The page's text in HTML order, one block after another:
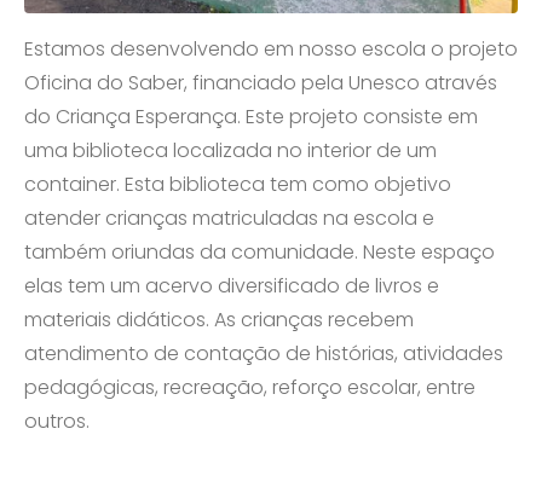
Estamos desenvolvendo em nosso escola o projeto
Oficina do Saber, financiado pela Unesco através
do Criança Esperança. Este projeto consiste em
uma biblioteca localizada no interior de um
container. Esta biblioteca tem como objetivo
atender crianças matriculadas na escola e
também oriundas da comunidade. Neste espaço
elas tem um acervo diversificado de livros e
materiais didáticos. As crianças recebem
atendimento de contação de histórias, atividades
pedagógicas, recreação, reforço escolar, entre
outros.